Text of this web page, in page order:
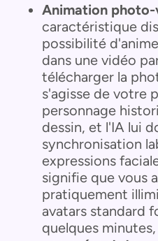
Animation photo-
caractéristique
possibilité
dans une vidéo
télécharger la
s'agisse de votre
personnage
dessin, et l'IA lui
synchronisation
expressions
signifie que vous
pratiquement
avatars standard
quelques